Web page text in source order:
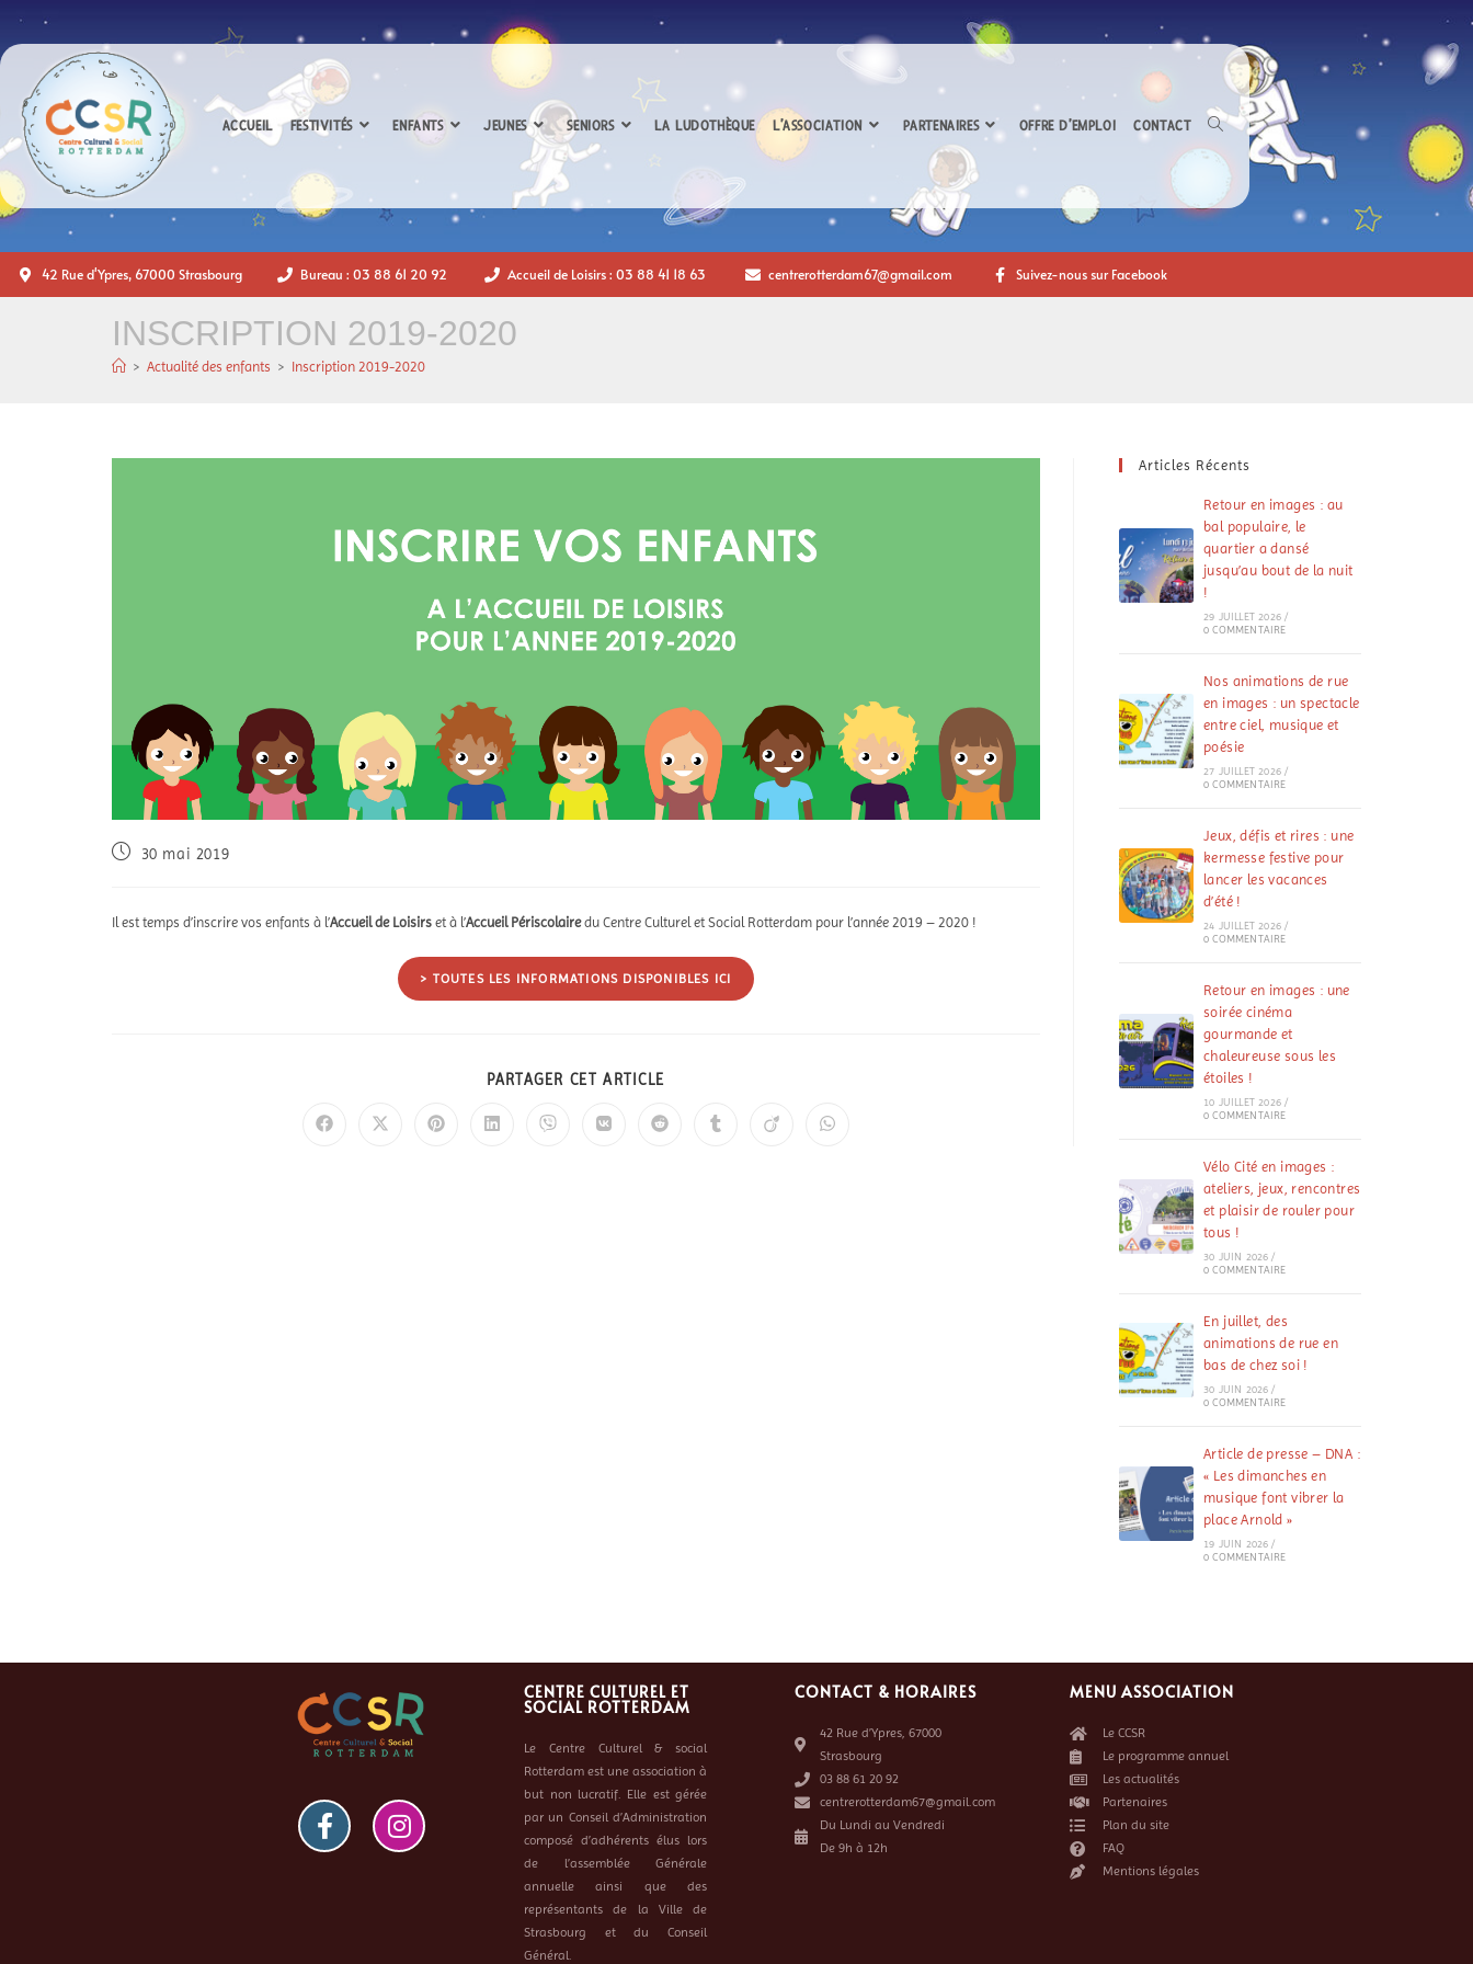
ACCUEIL FESTIVITÉS ENFANTS JEUNES SENIORS LA LUDOTHÈQUE L’ASSOCIATION PARTENAIRES OFFRE D’EMPLOI CONTACT
42 Rue d'Ypres, 67000 Strasbourg Bureau : 03 88 61 20 92 Accueil de Loisirs : 03 88 41 18 63 centrerotterdam67@gmail.com Suivez-nous sur Facebook
INSCRIPTION 2019-2020
> Actualité des enfants > Inscription 2019-2020
30 mai 2019
Il est temps d’inscrire vos enfants à l’Accueil de Loisirs et à l’Accueil Périscolairedu Centre Culturel et Social Rotterdam pour l’année 2019 – 2020 !
> TOUTES LES INFORMATIONS DISPONIBLES ICI
PARTAGER CET ARTICLE
Articles Récents
Retour en images : au
bal populaire, le
quartier a dansé
jusqu’au bout de la nuit
!
29 JUILLET 2026 /
0 COMMENTAIRE
Nos animations de rue
en images : un spectacle
entre ciel, musique et
poésie
27 JUILLET 2026 /
0 COMMENTAIRE
Jeux, défis et rires : une
kermesse festive pour
lancer les vacances
d’été !
24 JUILLET 2026 /
0 COMMENTAIRE
Retour en images : une
soirée cinéma
gourmande et
chaleureuse sous les
étoiles !
10 JUILLET 2026 /
0 COMMENTAIRE
Vélo Cité en images :
ateliers, jeux, rencontres
et plaisir de rouler pour
tous !
30 JUIN 2026 /
0 COMMENTAIRE
En juillet, des
animations de rue en
bas de chez soi !
30 JUIN 2026 /
0 COMMENTAIRE
Article de presse – DNA :
« Les dimanches en
musique font vibrer la
place Arnold »
19 JUIN 2026 /
0 COMMENTAIRE
CENTRE CULTUREL ET
SOCIAL ROTTERDAM
Le Centre Culturel & social
Rotterdam est une association à
but non lucratif. Elle est gérée
par un Conseil d’Administration
composé d’adhérents élus lors
de l’assemblée Générale
annuelle ainsi que des
représentants de la Ville de
Strasbourg et du Conseil
Général.
CONTACT & HORAIRES
42 Rue d’Ypres, 67000
Strasbourg
03 88 61 20 92
centrerotterdam67@gmail.com
Du Lundi au Vendredi
De 9h à 12h
MENU ASSOCIATION
Le CCSR
Le programme annuel
Les actualités
Partenaires
Plan du site
FAQ
Mentions légales